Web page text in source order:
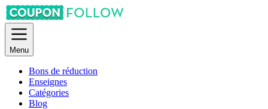
Menu
Bons de réduction
Enseignes
Catégories
Blog